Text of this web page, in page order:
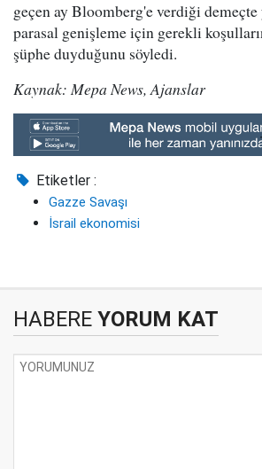
geçen ay Bloomberg'e verdiği demeçte
parasal genişleme için gerekli
şüphe duyduğunu söyledi.
Kaynak: Mepa News, Ajanslar
Etiketler :
Gazze Savaşı
İsrail ekonomisi
HABERE YORUM KAT